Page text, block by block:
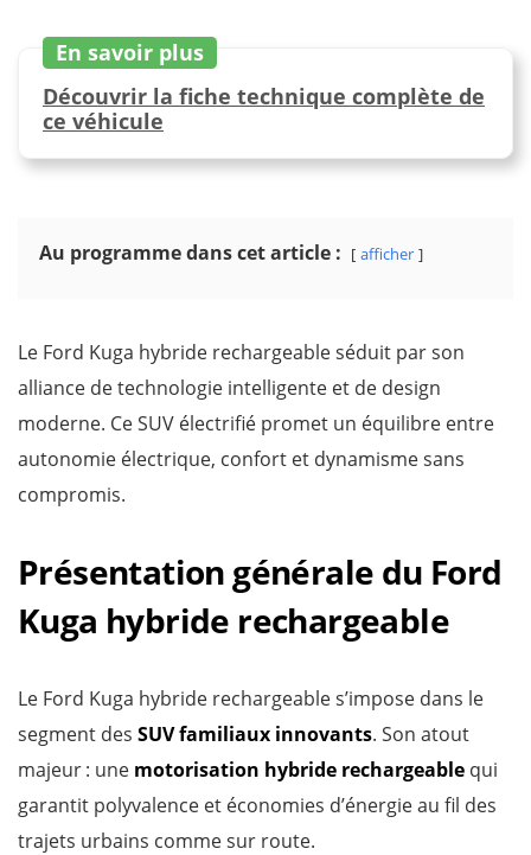
En savoir plus
Découvrir la fiche technique complète de
ce véhicule
Au programme dans cet article : afficher
Le Ford Kuga hybride rechargeable séduit par son
alliance de technologie intelligente et de design
moderne. Ce SUV électrifié promet un équilibre entre
autonomie électrique, confort et dynamisme sans
compromis.
Présentation générale du Ford
Kuga hybride rechargeable
Le Ford Kuga hybride rechargeable s’impose dans le
segment des SUV familiaux innovants. Son atout
majeur : une motorisation hybride rechargeable qui
garantit polyvalence et économies d’énergie au fil des
trajets urbains comme sur route.